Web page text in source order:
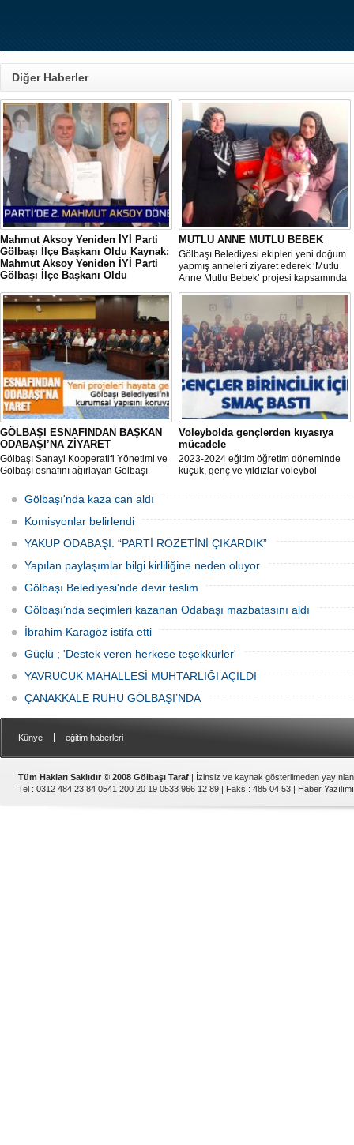
Diğer Haberler
Mahmut Aksoy Yeniden İYİ Parti
Gölbaşı İlçe Başkanı Oldu Kaynak:
Mahmut Aksoy Yeniden İYİ Parti
Gölbaşı İlçe Başkanı Oldu
Mahmut Aksoy Yeniden İYİ Parti Gölbaşı
İlçe Başkanı Oldu
MUTLU ANNE MUTLU BEBEK
Gölbaşı Belediyesi ekipleri yeni doğum
yapmış anneleri ziyaret ederek ‘Mutlu
Anne Mutlu Bebek’ projesi kapsamında
hem içerisinde doğum sonrası temel
ediyor hem de uygulamalı eğitim
veriyor.
GÖLBAŞI ESNAFINDAN BAŞKAN
ODABAŞI’NA ZİYARET
Gölbaşı Sanayi Kooperatifi Yönetimi ve
Gölbaşı esnafını ağırlayan Gölbaşı
istişare ile yöneteceklerini belirterek
“Yeni projeleri hayata geçireceğiz.
Gölbaşı’mızın daha yaşanabilir, daha
düzgün, daha temiz olması için
Voleybolda gençlerden kıyasıya
mücadele
2023-2024 eğitim öğretim döneminde
küçük, genç ve yıldızlar voleybol
Gölbaşı'nda kaza can aldı
Komisyonlar belirlendi
YAKUP ODABAŞI: “PARTİ ROZETİNİ ÇIKARDIK”
Yapılan paylaşımlar bilgi kirliliğine neden oluyor
Gölbaşı Belediyesi'nde devir teslim
Gölbaşı’nda seçimleri kazanan Odabaşı mazbatasını aldı
İbrahim Karagöz istifa etti
Güçlü ; 'Destek veren herkese teşekkürler'
YAVRUCUK MAHALLESİ MUHTARLIĞI AÇILDI
ÇANAKKALE RUHU GÖLBAŞI’NDA
Künye eğitim haberleri
Tüm Hakları Saklıdır © 2008 Gölbaşı Taraf | İzinsiz ve kaynak gösterilmeden
Tel : 0312 484 23 84 0541 200 20 19 0533 966 12 89 | Faks : 485 04 53 | Haber Yazılımı